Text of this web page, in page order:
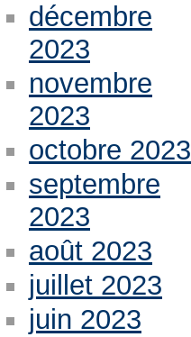
décembre
2023
novembre
2023
octobre 2023
septembre
2023
août 2023
juillet 2023
juin 2023